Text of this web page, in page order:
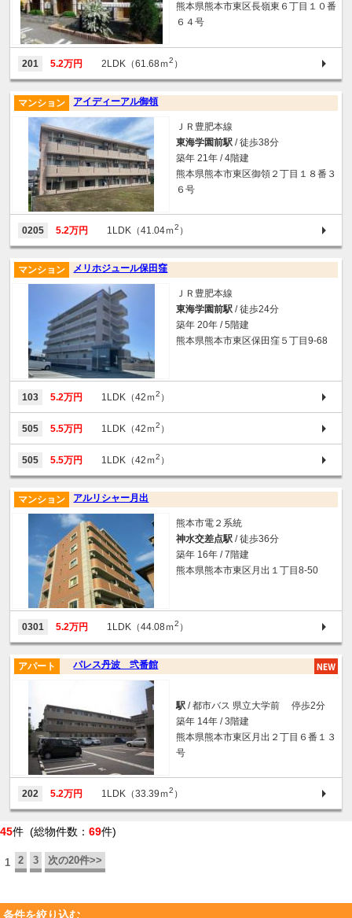
熊本県熊本市東区長嶺東６丁目１０番
６４号
201 5.2万円 2LDK（61.68ｍ2 ）
アイディーアル御領
マンション
ＪＲ豊肥本線
東海学園前駅 / 徒歩38分
築年 21年 / 4階建
熊本県熊本市東区御領２丁目１８番３
６号
0205 5.2万円 1LDK（41.04ｍ2 ）
メリホジュール保田窪
マンション
ＪＲ豊肥本線
東海学園前駅 / 徒歩24分
築年 20年 / 5階建
熊本県熊本市東区保田窪５丁目9-68
103 5.2万円 1LDK（42ｍ2 ）
505 5.5万円 1LDK（42ｍ2 ）
505 5.5万円 1LDK（42ｍ2 ）
アルリシャー月出
マンション
熊本市電２系統
神水交差点駅 / 徒歩36分
築年 16年 / 7階建
熊本県熊本市東区月出１丁目8-50
0301 5.2万円 1LDK（44.08ｍ2 ）
パレス丹波 弐番館
アパート
駅 / 都市バス 県立大学前 停歩2分
築年 14年 / 3階建
熊本県熊本市東区月出２丁目６番１３
号
202 5.2万円 1LDK（33.39ｍ2 ）
45件 (総物件数： 69件)
1 2 3 次の20件>>
条件を絞り込む